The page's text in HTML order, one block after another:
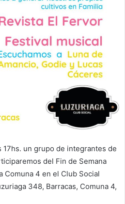
17hs. un grupo de integrantes de
del Fin de Semana
Comuna 4 en el Club Social
348, Barracas, Comuna 4,